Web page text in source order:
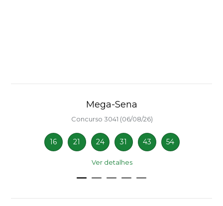
Mega-Sena
Concurso 3041 (06/08/26)
16 21 24 31 43 54
Ver detalhes